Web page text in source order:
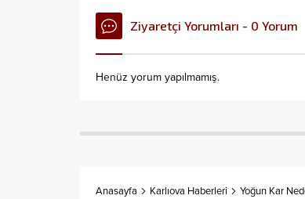
Ziyaretçi Yorumları - 0 Yorum
Henüz yorum yapılmamış.
Anasayfa Karlıova Haberleri Yoğun Kar